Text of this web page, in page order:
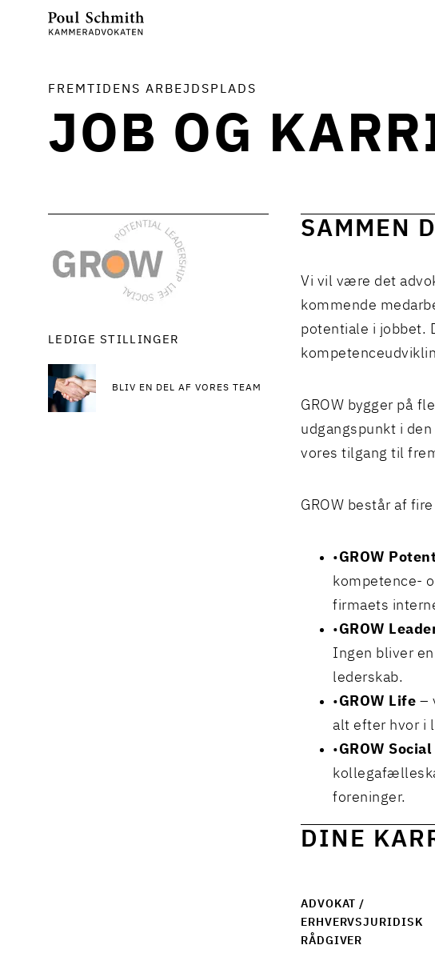
JOB OG
FREMTIDENS ARBEJDSPLADS
LEDIGE STILLINGER
BLIV EN DEL AF VORES TEAM
SAMMEN
Vi vil være det
kommende
potentiale i jobbet.
GROW bygger på
udgangspunkt i
vores tilgang til
GROW består af
GROW
kompetence-
firmaets
GROW
Ingen bliver
lederskab.
GROW Life –
alt efter hvor i
GROW Social
foreninger.
DINE
ADVOKAT /
ERHVERVSJURIDISK
RÅDGIVER